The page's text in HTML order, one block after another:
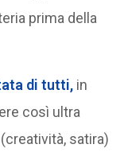
prima della
di tutti, in
così ultra
satira)